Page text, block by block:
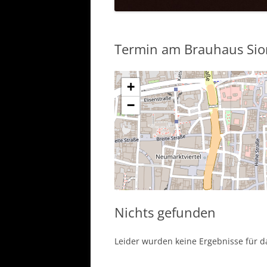
Termin am Brauhaus
+
−
Nichts gefunden
Leider wurden keine Ergebnisse für